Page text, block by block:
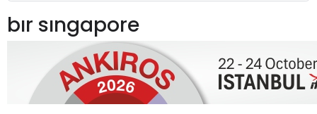
bır sıngapore